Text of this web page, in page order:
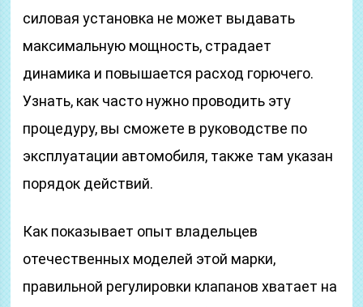
силовая установка не может выдавать
максимальную мощность, страдает
динамика и повышается расход горючего.
Узнать, как часто нужно проводить эту
процедуру, вы сможете в руководстве по
эксплуатации автомобиля, также там указан
порядок действий.
Как показывает опыт владельцев
отечественных моделей этой марки,
правильной регулировки клапанов хватает на